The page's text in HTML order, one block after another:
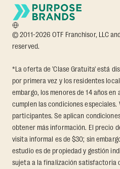
© 2011-2026 OTF Franchisor, LLC
reserved.
*La oferta de 'Clase Gratuita' está
por primera vez y los residentes
embargo, los menores de 14 años
cumplen las condiciones
participantes. Se aplican
obtener más información. El precio
visita informal es de $30; sin
estudio es de propiedad y gestión
sujeta a la finalización satisfactoria